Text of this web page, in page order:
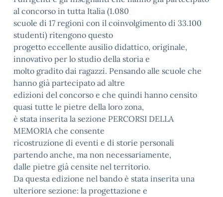
al concorso in tutta Italia (1.080
scuole di 17 regioni con il coinvolgimento di 33.100
studenti) ritengono questo
progetto eccellente ausilio didattico, originale,
innovativo per lo studio della storia e
molto gradito dai ragazzi. Pensando alle scuole che
hanno già partecipato ad altre
edizioni del concorso e che quindi hanno censito
quasi tutte le pietre della loro zona,
è stata inserita la sezione PERCORSI DELLA
MEMORIA che consente
ricostruzione di eventi e di storie personali
partendo anche, ma non necessariamente,
dalle pietre già censite nel territorio.
Da questa edizione nel bando è stata inserita una
ulteriore sezione: la progettazione e